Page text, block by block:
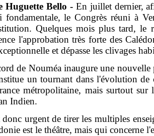
Huguette Bello - En juillet dernier,
fondamentale, le Congrès réuni à
Quelques mois plus tard, le
l'approbation très forte des
et dépasse les clivages
de Nouméa inaugure une nouvelle
un tournant dans l'évolution de
métropolitaine, mais surtout
Indien.
donc urgent de tirer les multiples
est le théâtre, mais qui concerne